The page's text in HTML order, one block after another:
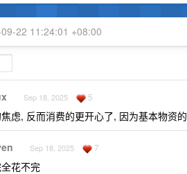
22 11:24:01 +08:00
Sep 18, 2025 5
虑, 反而消费的更开心了, 因为基本物资
Sep 18, 2025 7
花不完